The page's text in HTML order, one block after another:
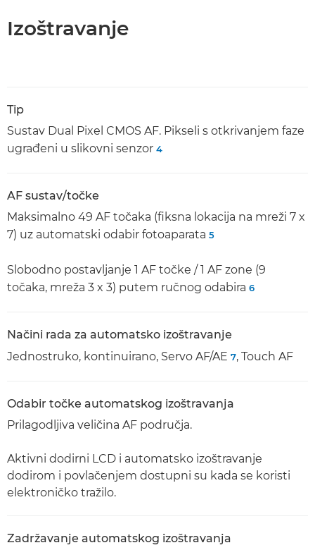
Izoštravanje
Tip
Sustav Dual Pixel CMOS AF. Pikseli s otkrivanjem faze
ugrađeni u slikovni senzor 4
AF sustav/točke
Maksimalno 49 AF točaka (fiksna lokacija na mreži 7 x
7) uz automatski odabir fotoaparata 5
Slobodno postavljanje 1 AF točke / 1 AF zone (9
točaka, mreža 3 x 3) putem ručnog odabira 6
Načini rada za automatsko izoštravanje
Jednostruko, kontinuirano, Servo AF/AE 7, Touch AF
Odabir točke automatskog izoštravanja
Prilagodljiva veličina AF područja.
Aktivni dodirni LCD i automatsko izoštravanje
dodirom i povlačenjem dostupni su kada se koristi
elektroničko tražilo.
Zadržavanje automatskog izoštravanja